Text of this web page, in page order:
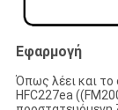
Εφαρμογή
Όπως λέει και το
HFC227ea